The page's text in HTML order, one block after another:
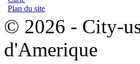
Plan du site
© 2026 - City-
d'Amerique